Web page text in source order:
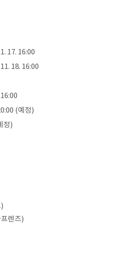
17. 16:00
18. 16:00
(예정)
정)
렌즈)